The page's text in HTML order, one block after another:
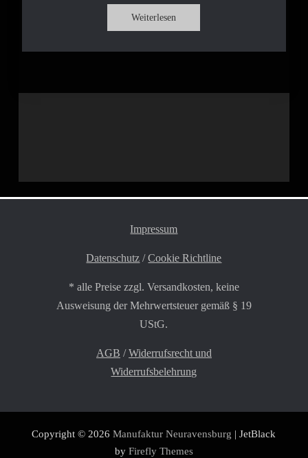
Weiterlesen
Impressum
Datenschutz /Cookie Richtline
* alle Preise zzgl. Versandkosten, keine
Ausweisung der Mehrwertsteuer gemäß § 19
UStG.
AGB /Widerrufsrecht und
Widerrufsbelehrung
Copyright © 2026Manufaktur Neuravensburg | JetBlack
by Firefly Themes